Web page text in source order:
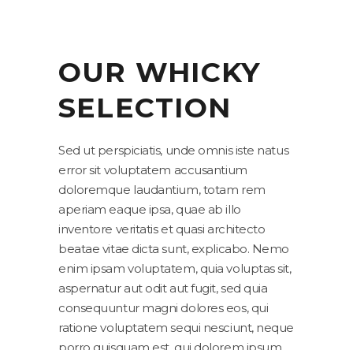
OUR WHICKY
SELECTION
Sed ut perspiciatis, unde omnis iste natus
error sit voluptatem accusantium
doloremque laudantium, totam rem
aperiam eaque ipsa, quae ab illo
inventore veritatis et quasi architecto
beatae vitae dicta sunt, explicabo. Nemo
enim ipsam voluptatem, quia voluptas sit,
aspernatur aut odit aut fugit, sed quia
consequuntur magni dolores eos, qui
ratione voluptatem sequi nesciunt, neque